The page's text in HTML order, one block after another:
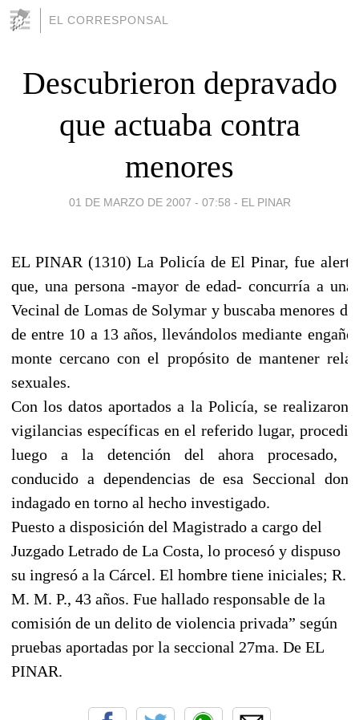
EL CORRESPONSAL
Descubrieron depravado
que actuaba contra
menores
01 DE MARZO DE 2007 - 07:58 - EL PINAR
EL PINAR (1310) La Policía de El Pinar, fue
que, una persona -mayor de edad- concurría a una
Vecinal de Lomas de Solymar y buscaba menores de
de entre 10 a 13 años, llevándolos mediante
monte cercano con el propósito de mantener
sexuales.
Con los datos aportados a la Policía, se realizaron
vigilancias específicas en el referido lugar,
luego a la detención del ahora procesado,
conducido a dependencias de esa Seccional
indagado en torno al hecho investigado.
Puesto a disposición del Magistrado a cargo del
Juzgado Letrado de La Costa, lo procesó y dispuso
su ingresó a la Cárcel. El hombre tiene iniciales; R.
M. M. P., 43 años. Fue hallado responsable de la
comisión de un delito de violencia privada” según
pruebas aportadas por la seccional 27ma. De EL
PINAR.